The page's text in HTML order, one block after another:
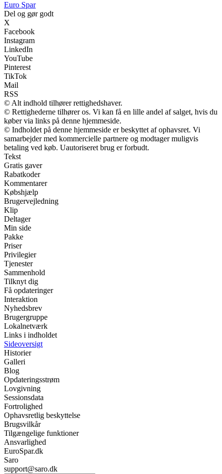
Euro Spar
Del og gør godt
X
Facebook
Instagram
LinkedIn
YouTube
Pinterest
TikTok
Mail
RSS
© Alt indhold tilhører rettighedshaver.
© Rettighederne tilhører os. Vi kan få en lille andel af salget, hvis du
køber via links på denne hjemmeside.
© Indholdet på denne hjemmeside er beskyttet af ophavsret. Vi
samarbejder med kommercielle partnere og modtager muligvis
betaling ved køb. Uautoriseret brug er forbudt.
Tekst
Gratis gaver
Rabatkoder
Kommentarer
Købshjælp
Brugervejledning
Klip
Deltager
Min side
Pakke
Priser
Privilegier
Tjenester
Sammenhold
Tilknyt dig
Få opdateringer
Interaktion
Nyhedsbrev
Brugergruppe
Lokalnetværk
Links i indholdet
Sideoversigt
Historier
Galleri
Blog
Opdateringsstrøm
Lovgivning
Sessionsdata
Fortrolighed
Ophavsretlig beskyttelse
Brugsvilkår
Tilgængelige funktioner
Ansvarlighed
EuroSpar.dk
Saro
support@saro.dk